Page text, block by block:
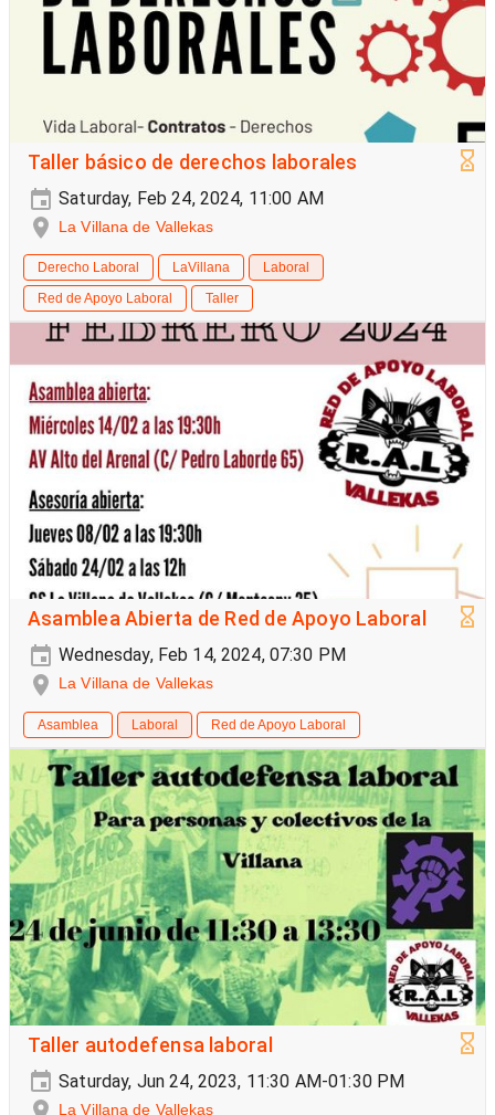
Taller básico de derechos laborales
Saturday, Feb 24, 2024, 11:00 AM
La Villana de Vallekas
Derecho Laboral LaVillana
Laboral
Red de Apoyo Laboral
Taller
Asamblea Abierta de Red de Apoyo Laboral
Wednesday, Feb 14, 2024, 07:30 PM
La Villana de Vallekas
Asamblea Laboral Red de Apoyo Laboral
Taller autodefensa laboral
Saturday, Jun 24, 2023, 11:30 AM-01:30 PM
La Villana de Vallekas